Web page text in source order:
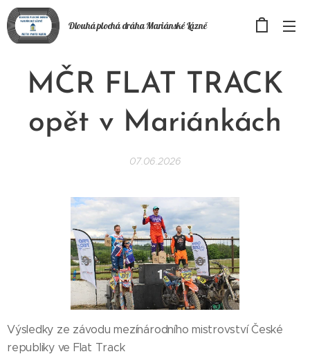
Dlouhá plochádráhaMariánské Lázně
MČR FLAT TRACK
opět v Mariánkách
07.06.2026
Výsledky ze závodu mezínárodního mistrovství České
republiky ve Flat Track